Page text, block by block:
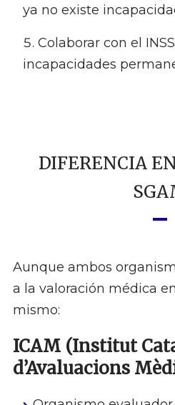
ya no existe
Colaborar con el
incapacidades
DIFERENCIA
Aunque ambos
a la valoración médica
mismo:
ICAM (Institut
d’Avaluacions